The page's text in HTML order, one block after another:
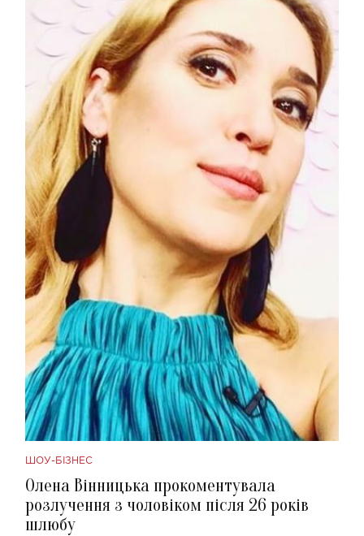
ШОУ-БІЗНЕС
Олена Вінницька прокоментувала
розлучення з чоловіком після 26 років
шлюбу